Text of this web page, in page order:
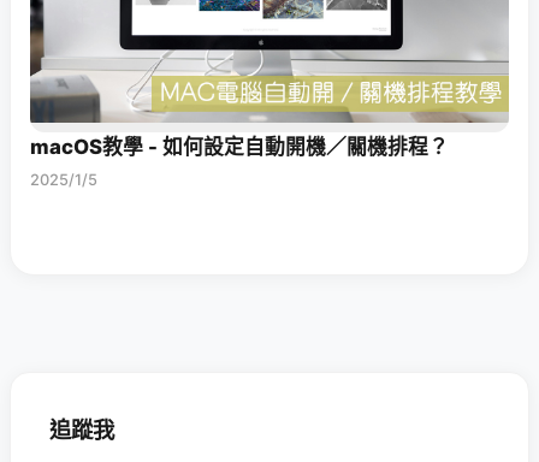
macOS教學 - 如何設定自動開機／關機排程？
2025/1/5
追蹤我